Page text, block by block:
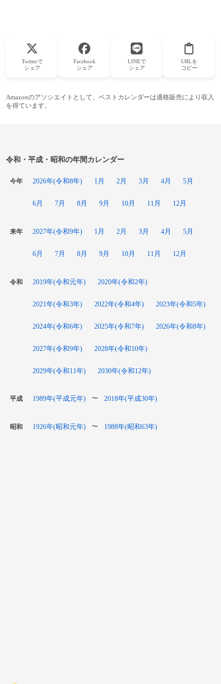
Twitterで
シェア
Facebook
シェア
LINEで
シェア
URLを
コピー
Amazonのアソシエイトとして、ベストカレンダーは適格販売により収入
を得ています。
令和・平成・昭和の年間カレンダー
今年 2026年(令和8年) 1月 2月 3月 4月 5月
6月 7月 8月 9月 10月 11月 12月
来年 2027年(令和9年) 1月 2月 3月 4月 5月
6月 7月 8月 9月 10月 11月 12月
令和 2019年(令和元年) 2020年(令和2年)
2021年(令和3年) 2022年(令和4年) 2023年(令和5年)
2024年(令和6年) 2025年(令和7年) 2026年(令和8年)
2027年(令和9年) 2028年(令和10年)
2029年(令和11年) 2030年(令和12年)
平成 1989年(平成元年) 〜 2018年(平成30年)
昭和 1926年(昭和元年) 〜 1988年(昭和63年)